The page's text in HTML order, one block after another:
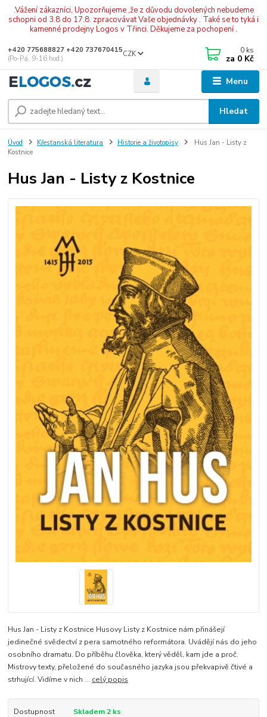
.Vážení zákazníci, Upozorňujeme ,že z důvodu dovolených nebudeme
schopni od 3.8 do 17.8. zpracovávat Vaše objednávky . Také se to tyká i
kamenné prodejny Logos v Třinci. Děkujeme za pochopení .
Menu
CZK
Hledat
+420 775688827 +420 737670415
(Po-Pá, 9-16 hod.)
0 ks
za 0 Kč
Úvod Křesťanská literatura Historie a životopisy
Hus Jan - Listy z
Kostnice
Hus Jan - Listy z Kostnice
Hus Jan - Listy z Kostnice Husovy Listy z Kostnice nám přinášejí
jedinečné svědectví z pera samotného reformátora. Uvádějí nás do jeho
osobního dramatu. Do příběhu člověka, který věděl, kam jde a proč.
Mistrovy texty, přeložené do současného jazyka jsou překvapivě čtivé a
strhující. Vidíme v nich ... celý popis
Dostupnost Skladem 2 ks